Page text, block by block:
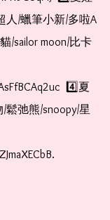
人/蠟筆小新/多啦A
/sailor moon/比卡
4️⃣夏
弛熊/snoopy/星